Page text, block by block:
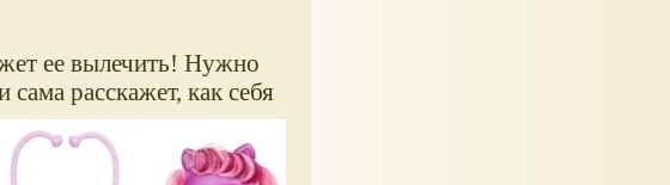
ее вылечить! Нужно
расскажет, как себя